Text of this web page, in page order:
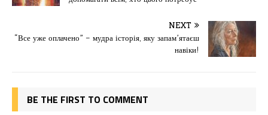
b
o
o
d
o
n
т
ис
я
NEXT
“Все уже оплачено” – мудра історія, яку запам’ятаєш
навіки!
BE THE FIRST TO COMMENT